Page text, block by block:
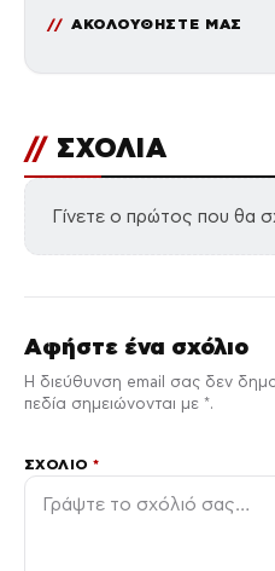
ΑΚΟΛΟΥΘΗΣΤΕ ΜΑΣ
// ΣΧΟΛΙΑ
Γίνετε ο πρώτος που θα
Αφήστε ένα σχόλιο
Η διεύθυνση email σας δεν
πεδία σημειώνονται με *.
ΣΧΌΛΙΟ*